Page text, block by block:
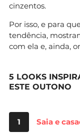
cinzentos.
Por isso, e para
tendência,
com ela e, ainda,
5 LOOKS
ESTE OUTONO
1 Saia e